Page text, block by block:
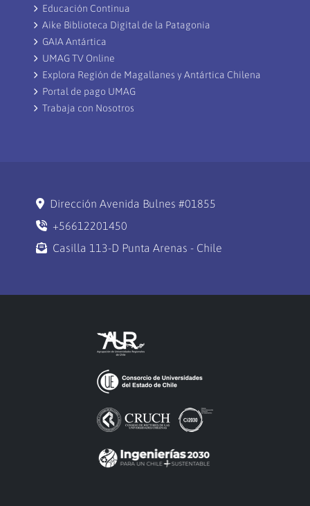
Educación Continua
Aike Biblioteca Digital de la Patagonia
GAIA Antártica
UMAG TV Online
Explora Región de Magallanes y Antártica Chilena
Portal de pago UMAG
Trabaja con Nosotros
Dirección Avenida Bulnes #01855
+56612201450
Casilla 113-D Punta Arenas - Chile